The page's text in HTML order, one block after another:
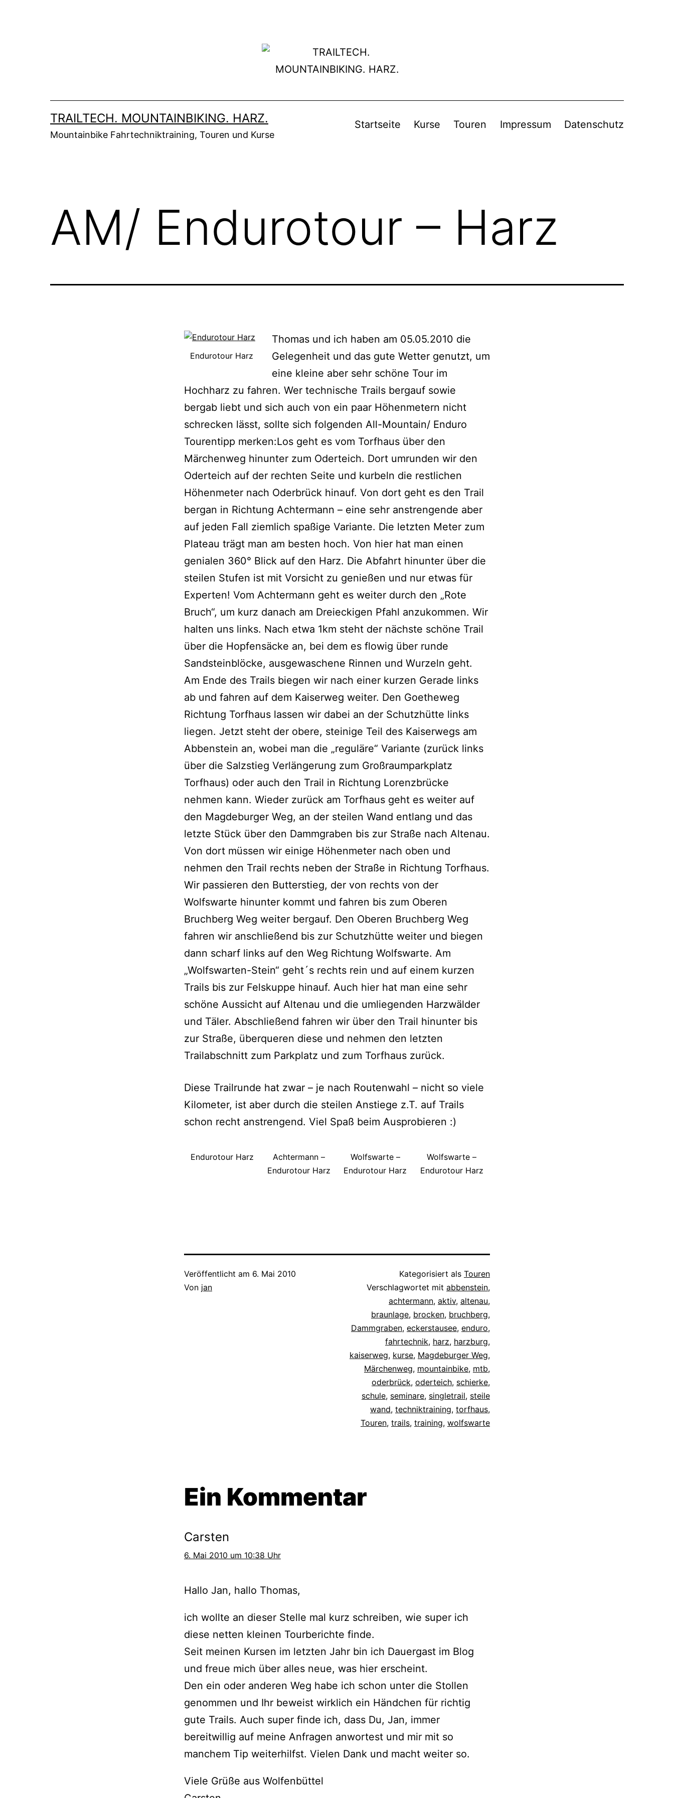
TRAILTECH. MOUNTAINBIKING. HARZ.
Mountainbike Fahrtechniktraining, Touren und Kurse
Startseite Kurse Touren Impressum Datenschutz
AM/ Endurotour – Harz
Endurotour Harz
Thomas und ich haben am 05.05.2010 die
Gelegenheit und das gute Wetter genutzt, um
eine kleine aber sehr schöne Tour im
Hochharz zu fahren. Wer technische Trails bergauf sowie
bergab liebt und sich auch von ein paar Höhenmetern nicht
schrecken lässt, sollte sich folgenden All-Mountain/ Enduro
Tourentipp merken:Los geht es vom Torfhaus über den
Märchenweg hinunter zum Oderteich. Dort umrunden wir den
Oderteich auf der rechten Seite und kurbeln die restlichen
Höhenmeter nach Oderbrück hinauf. Von dort geht es den Trail
bergan in Richtung Achtermann – eine sehr anstrengende aber
auf jeden Fall ziemlich spaßige Variante. Die letzten Meter zum
Plateau trägt man am besten hoch. Von hier hat man einen
genialen 360° Blick auf den Harz. Die Abfahrt hinunter über die
steilen Stufen ist mit Vorsicht zu genießen und nur etwas für
Experten! Vom Achtermann geht es weiter durch den „Rote
Bruch“, um kurz danach am Dreieckigen Pfahl anzukommen. Wir
halten uns links. Nach etwa 1km steht der nächste schöne Trail
über die Hopfensäcke an, bei dem es flowig über runde
Sandsteinblöcke, ausgewaschene Rinnen und Wurzeln geht.
Am Ende des Trails biegen wir nach einer kurzen Gerade links
ab und fahren auf dem Kaiserweg weiter. Den Goetheweg
Richtung Torfhaus lassen wir dabei an der Schutzhütte links
liegen. Jetzt steht der obere, steinige Teil des Kaiserwegs am
Abbenstein an, wobei man die „reguläre“ Variante (zurück links
über die Salzstieg Verlängerung zum Großraumparkplatz
Torfhaus) oder auch den Trail in Richtung Lorenzbrücke
nehmen kann. Wieder zurück am Torfhaus geht es weiter auf
den Magdeburger Weg, an der steilen Wand entlang und das
letzte Stück über den Dammgraben bis zur Straße nach Altenau.
Von dort müssen wir einige Höhenmeter nach oben und
nehmen den Trail rechts neben der Straße in Richtung Torfhaus.
Wir passieren den Butterstieg, der von rechts von der
Wolfswarte hinunter kommt und fahren bis zum Oberen
Bruchberg Weg weiter bergauf. Den Oberen Bruchberg Weg
fahren wir anschließend bis zur Schutzhütte weiter und biegen
dann scharf links auf den Weg Richtung Wolfswarte. Am
„Wolfswarten-Stein“ geht´s rechts rein und auf einem kurzen
Trails bis zur Felskuppe hinauf. Auch hier hat man eine sehr
schöne Aussicht auf Altenau und die umliegenden Harzwälder
und Täler. Abschließend fahren wir über den Trail hinunter bis
zur Straße, überqueren diese und nehmen den letzten
Trailabschnitt zum Parkplatz und zum Torfhaus zurück.
Diese Trailrunde hat zwar – je nach Routenwahl – nicht so viele
Kilometer, ist aber durch die steilen Anstiege z.T. auf Trails
schon recht anstrengend. Viel Spaß beim Ausprobieren :)
Endurotour Harz
Achtermann –
Endurotour Harz
Wolfswarte –
Endurotour Harz
Wolfswarte –
Endurotour Harz
Veröffentlicht am 6. Mai 2010
Von jan
Kategorisiert als Touren
Verschlagwortet mit abbenstein,
achtermann, aktiv, altenau,
braunlage, brocken, bruchberg,
Dammgraben, eckerstausee, enduro,
fahrtechnik, harz, harzburg,
kaiserweg, kurse, Magdeburger Weg,
Märchenweg, mountainbike, mtb,
oderbrück, oderteich, schierke,
schule, seminare, singletrail, steile
wand, techniktraining, torfhaus,
Touren, trails, training, wolfswarte
Ein Kommentar
Carsten
6. Mai 2010 um 10:38 Uhr
Hallo Jan, hallo Thomas,
ich wollte an dieser Stelle mal kurz schreiben, wie super ich
diese netten kleinen Tourberichte finde.
Seit meinen Kursen im letzten Jahr bin ich Dauergast im Blog
und freue mich über alles neue, was hier erscheint.
Den ein oder anderen Weg habe ich schon unter die Stollen
genommen und Ihr beweist wirklich ein Händchen für richtig
gute Trails. Auch super finde ich, dass Du, Jan, immer
bereitwillig auf meine Anfragen anwortest und mir mit so
manchem Tip weiterhilfst. Vielen Dank und macht weiter so.
Viele Grüße aus Wolfenbüttel